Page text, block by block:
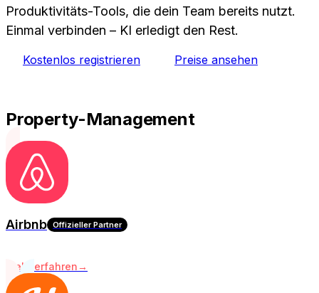
Produktivitäts-Tools, die dein Team bereits nutzt.
Einmal verbinden – KI erledigt den Rest.
Kostenlos registrieren Preise ansehen
Property-Management
Airbnb Offizieller Partner
Mehr erfahren →